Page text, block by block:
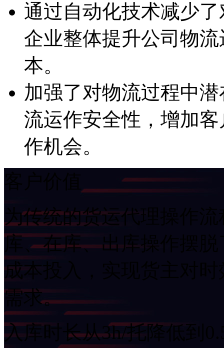
通过自动化技术减少了
企业整体提升公司物流
本。
加强了对物流过程中潜
流运作安全性，增加
作机会。
为传统的货运代理操作流
库、在库、出库操作
成本投入，实现货主对时效
需求。
入库时长从3h/托降低到